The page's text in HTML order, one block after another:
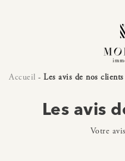
Accueil - Les avis de nos clients
Les avis
Votre